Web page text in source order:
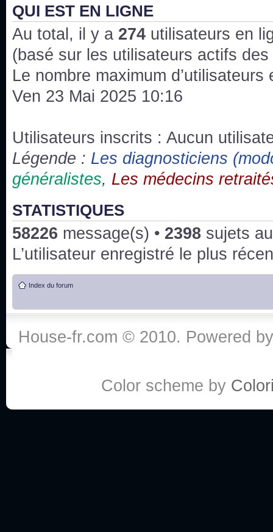
issus des saisons 6; 7 et 8 !
Bonne année 2020 !
Bonne année 2019 !
Joyeux Noël !
Bonne année tout le monde !
Un peu de ménage, spams supprimés. Depuis
chaines françaises diffusent House, HD1 et
3x24 Human Error mais je suis pas sur
Bonjour j'aimerais que l'on m'aide à trouver un
qu'une personne fait un arrêt cardiaque mais
:he:
Salut tout le monde ! Je me fais un petit après
QUI EST EN LIGNE
Au total, il y a 274 utilisateurs en
(basé sur les utilisateurs actifs
Le nombre maximum
Ven 23 Mai 2025 10:16
Utilisateurs inscrits : Aucun
Légende : Les diagnosticiens
généralistes, Les médecins
STATISTIQUES
58226 message(s) • 2398 sujets
L’utilisateur enregistré le plus
Index du forum
House-fr.com © 2010. Powered
Color scheme by